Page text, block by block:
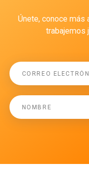
Únete, conoce más
trabajemos